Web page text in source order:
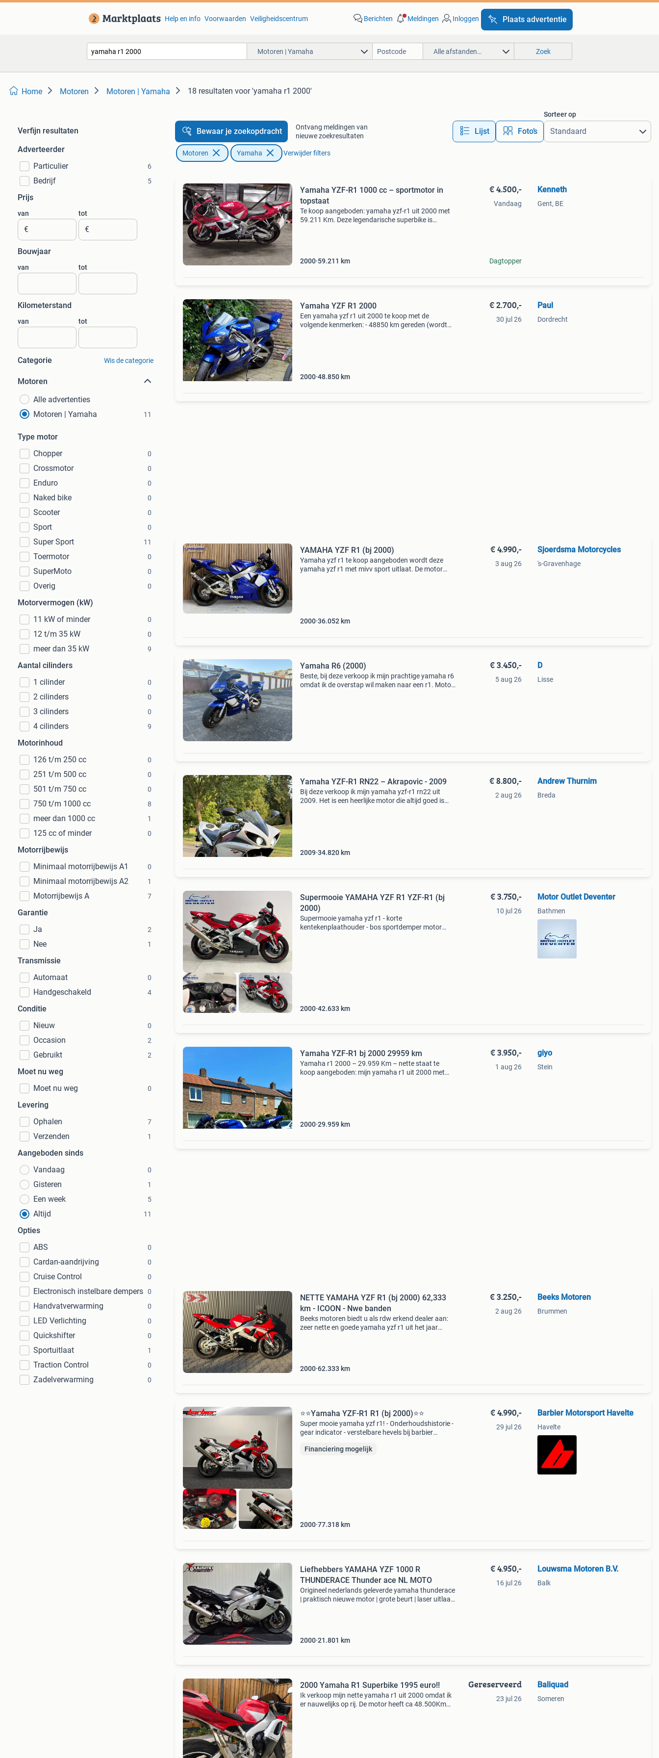
Help en info Voorwaarden Veiligheidscentrum Berichten Meldingen Inloggen Plaats advertentie
Motoren | Yamaha Alle afstanden… Zoek
Home Motoren Motoren | Yamaha 18 resultaten voor 'yamaha r1 2000'
Verfijn resultaten
Adverteerder
Particulier
6
Bedrijf 5
Prijs
van
€
tot
€
Bouwjaar
van tot
Kilometerstand
van tot
Categorie Wis de categorie
Motoren
Alle advertenties
Motoren | Yamaha
11
Type motor
Chopper
0
Crossmotor 0
Enduro 0
Naked bike 0
Scooter 0
Sport 0
Super Sport 11
Toermotor 0
SuperMoto 0
Overig 0
Motorvermogen (kW)
11 kW of minder
0
12 t/m 35 kW 0
meer dan 35 kW 9
Aantal cilinders
1 cilinder
0
2 cilinders 0
3 cilinders 0
4 cilinders 9
Motorinhoud
126 t/m 250 cc
0
251 t/m 500 cc 0
501 t/m 750 cc 0
750 t/m 1000 cc 8
meer dan 1000 cc 1
125 cc of minder 0
Motorrijbewijs
Minimaal motorrijbewijs A1
0
Minimaal motorrijbewijs A2 1
Motorrijbewijs A 7
Garantie
Ja
2
Nee 1
Transmissie
Automaat
0
Handgeschakeld 4
Conditie
Nieuw
0
Occasion 2
Gebruikt 2
Moet nu weg
Moet nu weg
0
Levering
Ophalen
7
Verzenden 1
Aangeboden sinds
Vandaag
0
Gisteren 1
Een week 5
Altijd 11
Opties
ABS
0
Cardan-aandrijving 0
Cruise Control 0
Electronisch instelbare dempers 0
Handvatverwarming 0
LED Verlichting 0
Quickshifter 0
Sportuitlaat 1
Traction Control 0
Zadelverwarming 0
Bewaar je zoekopdracht
Ontvang meldingen van
nieuwe zoekresultaten
Lijst Foto’s
Sorteer op
Motoren Yamaha Verwijder filters
Yamaha YZF-R1 1000 cc – sportmotor in
topstaat
Te koop aangeboden: yamaha yzf-r1 uit 2000 met
59.211 Km. Deze legendarische superbike is
2000 59.211 km
€ 4.500,-
Vandaag
Dagtopper
Kenneth
Gent, BE
Yamaha YZF R1 2000
Een yamaha yzf r1 uit 2000 te koop met de
volgende kenmerken: - 48850 km gereden (wordt
2000 48.850 km
€ 2.700,-
30 jul 26
Paul
Dordrecht
YAMAHA YZF R1 (bj 2000)
Yamaha yzf r1 te koop aangeboden wordt deze
yamaha yzf r1 met mivv sport uitlaat. De motor
2000 36.052 km
€ 4.990,-
3 aug 26
Sjoerdsma Motorcycles
's-Gravenhage
Yamaha R6 (2000)
Beste, bij deze verkoop ik mijn prachtige yamaha r6
omdat ik de overstap wil maken naar een r1. Motor
€ 3.450,-
5 aug 26
D
Lisse
Yamaha YZF-R1 RN22 – Akrapovic - 2009
Bij deze verkoop ik mijn yamaha yzf-r1 rn22 uit
2009. Het is een heerlijke motor die altijd goed is
2009 34.820 km
€ 8.800,-
2 aug 26
Andrew Thurnim
Breda
Supermooie YAMAHA YZF R1 YZF-R1 (bj
2000)
Supermooie yamaha yzf r1 - korte
kentekenplaathouder - bos sportdemper motor
2000 42.633 km
€ 3.750,-
10 jul 26
Motor Outlet Deventer
Bathmen
Yamaha YZF-R1 bj 2000 29959 km
Yamaha r1 2000 – 29.959 Km – nette staat te
koop aangeboden: mijn yamaha r1 uit 2000 met
2000 29.959 km
€ 3.950,-
1 aug 26
giyo
Stein
NETTE YAMAHA YZF R1 (bj 2000) 62,333
km - ICOON - Nwe banden
Beeks motoren biedt u als rdw erkend dealer aan:
zeer nette en goede yamaha yzf r1 uit het jaar
2000 62.333 km
€ 3.250,-
2 aug 26
Beeks Motoren
Brummen
⭐️⭐Yamaha YZF-R1 R1 (bj 2000)⭐️⭐
Super mooie yamaha yzf r1! - Onderhoudshistorie -
gear indicator - verstelbare hevels bij barbier
motoren op voorraad officieel mv agusta en cfmoto
Financiering mogelijk
2000 77.318 km
€ 4.990,-
29 jul 26
Barbier Motorsport Havelte
Havelte
Liefhebbers YAMAHA YZF 1000 R
THUNDERACE Thunder ace NL MOTO
Origineel nederlands geleverde yamaha thunderace
| praktisch nieuwe motor | grote beurt | laser uitlaat
2000 21.801 km
€ 4.950,-
16 jul 26
Louwsma Motoren B.V.
Balk
2000 Yamaha R1 Superbike 1995 euro!!
Ik verkoop mijn nette yamaha r1 uit 2000 omdat ik
er nauwelijks op rij. De motor heeft ca 48.500Km
Gereserveerd
23 jul 26
Baliquad
Someren